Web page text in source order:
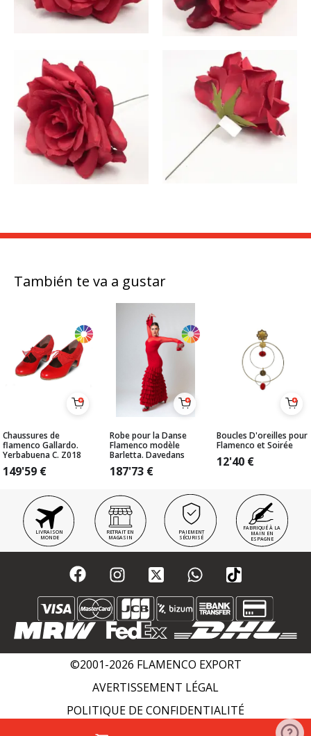
También te va a gustar
Chaussures de
flamenco Gallardo.
Yerbabuena C. Z018
149'59 €
Robe pour la Danse
Flamenco modèle
Barletta. Davedans
187'73 €
Boucles D'oreilles pour
Flamenco et Soirée
12'40 €
LIVRAISON
MONDE
RETRAIT EN
MAGASIN
PAIEMENT
SÉCURISÉ
FABRIQUÉ À LA
MAIN EN
ESPAGNE
©2001-2026 FLAMENCO EXPORT
AVERTISSEMENT LÉGAL
POLITIQUE DE CONFIDENTIALITÉ